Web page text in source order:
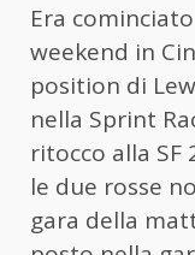
Era
weekend in
position di
nella Sprint
ritocco alla SF
le due rosse
gara della